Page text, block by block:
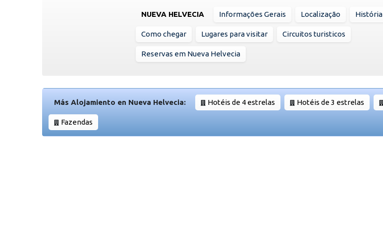
NUEVA HELVECIA Informações Gerais Localização História
Como chegar Lugares para visitar Circuitos turisticos
Reservas em Nueva Helvecia
Más Alojamiento en Nueva Helvecia: Hotéis de 4 estrelas Hotéis de 3 estrelas
Fazendas